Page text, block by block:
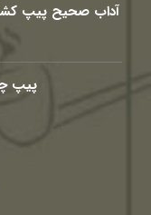
آداب صحیح پیپ
پیپ